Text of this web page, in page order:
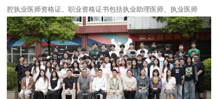
腔执业医师资格证。职业资格证书包括执业助理医师、执业医师